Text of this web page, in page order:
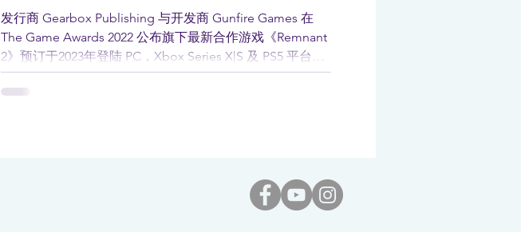
发行商 Gearbox Publishing 与开发商 Gunfire Games 在
The Game Awards 2022 公布旗下最新合作游戏《Remnant
2》预订于2023年登陆 PC，Xbox Series X|S 及 PS5 平台。
《Remnant...